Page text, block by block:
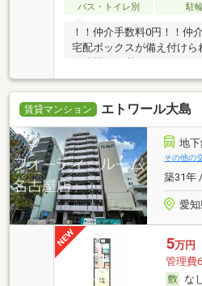
バス・トイレ別
駐
！！仲介手数料0円！！仲
宅配ボックスが備え付けら
も待機する必要がありま
照明付き・対面式キッチ
けています。駐輪場付き
ンタイプのお部屋です。当
もスムーズです。2駅利用
便性が良いのが魅力です
マンションなので、安心し
層に好評な、駅から徒歩8
ローリング張りのマンショ
す。
賃貸マンション エトワール大島
地
その他の
築31年
愛知
5万円
管理費
な